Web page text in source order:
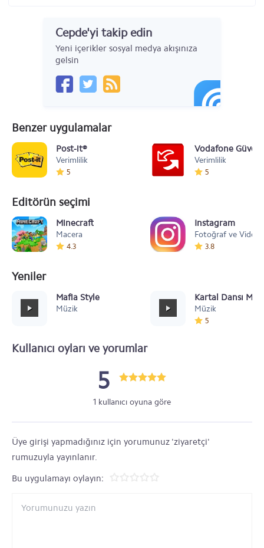
Cepde'yi takip edin
Yeni içerikler sosyal medya akışınıza
gelsin
Benzer uygulamalar
Post-it®
Verimlilik
5
Vodafone
Verimlilik
5
Editörün seçimi
Minecraft
Macera
4.3
Instagram
Fotoğraf ve Video
3.8
Yeniler
Mafia Style
Müzik
Kartal Dansı
Müzik
5
Kullanıcı oyları ve yorumlar
5
1 kullanıcı oyuna göre
Üye girişi yapmadığınız için yorumunuz 'ziyaretçi'
rumuzuyla yayınlanır.
Bu uygulamayı oylayın: